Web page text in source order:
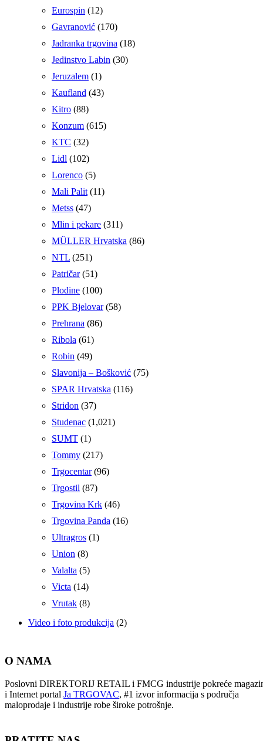
Eurospin (12)
Gavranović (170)
Jadranka trgovina (18)
Jedinstvo Labin (30)
Jeruzalem (1)
Kaufland (43)
Kitro (88)
Konzum (615)
KTC (32)
Lidl (102)
Lorenco (5)
Mali Palit (11)
Metss (47)
Mlin i pekare (311)
MÜLLER Hrvatska (86)
NTL (251)
Patričar(51)
Plodine (100)
PPK Bjelovar(58)
Prehrana (86)
Ribola (61)
Robin (49)
Slavonija – Bošković (75)
SPAR Hrvatska (116)
Stridon (37)
Studenac (1,021)
SUMT (1)
Tommy (217)
Trgocentar(96)
Trgostil (87)
Trgovina Krk (46)
Trgovina Panda (16)
Ultragros (1)
Union (8)
Valalta (5)
Victa (14)
Vrutak (8)
Video i foto produkcija (2)
O NAMA
Poslovni DIREKTORIJ RETAIL i FMCG industrije pokreće
i Internet portal Ja TRGOVAC, #1 izvor informacija s područja
maloprodaje i industrije robe široke potrošnje.